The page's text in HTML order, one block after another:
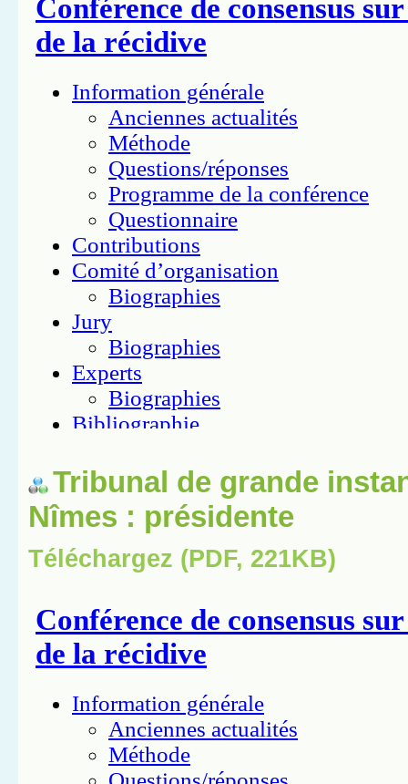
Tribunal de grande
Nîmes : présidente
Téléchargez (PDF, 221KB)